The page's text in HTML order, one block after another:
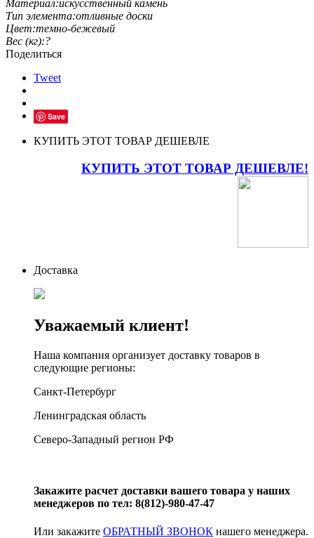
Материал:искусственный камень
Тип элемента:отливные доски
Цвет:темно-бежевый
Вес (кг):?
Поделиться
Tweet
Save
КУПИТЬ ЭТОТ ТОВАР ДЕШЕВЛЕ
КУПИТЬ ЭТОТ ТОВАР ДЕШЕВЛЕ!
Доставка
Уважаемый клиент!
Наша компания организует доставку товаров в
следующие регионы:
Санкт-Петербург
Ленинградская область
Северо-Западный регион РФ
Закажите расчет доставки вашего товара у наших
менеджеров по тел: 8(812)-980-47-47
Или закажите ОБРАТНЫЙ ЗВОНОК нашего менеджера.